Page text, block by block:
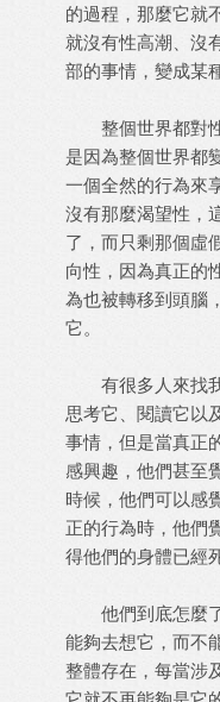
的過程，那麼它就
就沒有性高潮、沒
部的事情，變成某
整個世界都對性
是因為整個世界都
一個全然的行為來
沒有那麼渴望性，
了，而只剩那個虛
向性，因為真正的
為也被轉移到頭腦
它。
有很多人來找我
思考它、閱讀它以
事情，但是當真正
感興趣，他們甚至
時候，他們可以感
正的行為時，他們
得他們的身體已經
他們到底怎麼了
能夠去想它，而不
整體存在，每當涉